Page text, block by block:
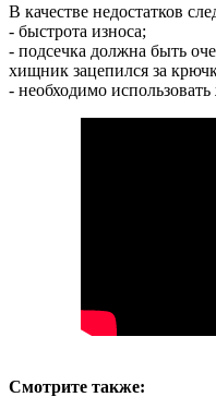
В качестве недостатков
- быстрота износа;
- подсечка должна быть
хищник зацепился за
- необходимо
Смотрите также: